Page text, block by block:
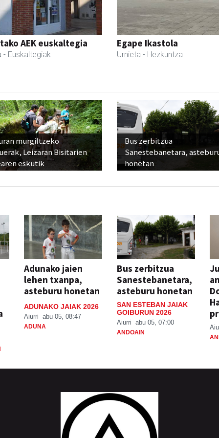
AEK euskaltegia
- Euskaltegiak
Egape Ikastola
Urnieta - Hezkuntza
murgiltzeko
Leizaran Bisitarien
eskutik
Bus zerbitzua
Sanestebanetara,
honetan
Adunako jaien
lehen txanpa,
asteburu honetan
ADUNAKO JAIAK 2026
Aiurri abu 05, 08:47
ADUNA
Bus zerbitzua
Sanestebanetara,
asteburu honetan
SAN ESTEBAN JAIAK
GOIBURUN 2026
Aiurri abu 05, 07:00
ANDOAIN